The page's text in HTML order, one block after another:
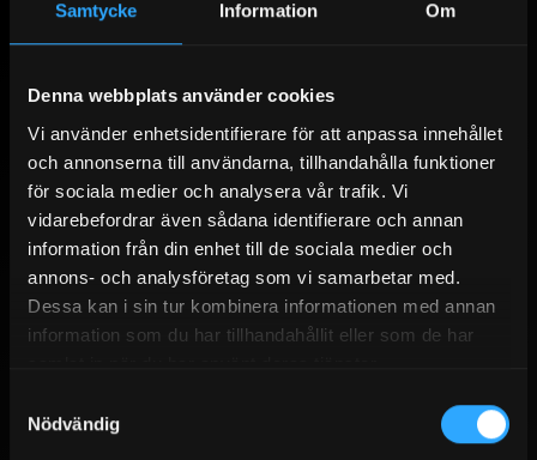
Samtycke Information Om
Denna webbplats använder cookies
Vi använder enhetsidentifierare för att anpassa innehållet
och annonserna till användarna, tillhandahålla funktioner
för sociala medier och analysera vår trafik. Vi
vidarebefordrar även sådana identifierare och annan
information från din enhet till de sociala medier och
annons- och analysföretag som vi samarbetar med.
Dessa kan i sin tur kombinera informationen med annan
information som du har tillhandahållit eller som de har
Nödvändig
SANDBERGS I JÄMTLAND AB
Vårt breda sortiment för dig som prioriterar produkter med bra kvalité.
Med över 30 års erfarenhet i branschen med försäljning av diesel,
bensin, eldningsolja, adblue, smörjmedel, bränsletankar, gas, gasol,
ENKLA & SÄKRA BETALNINGAR
Handla enkelt, tryggt och säkert. Som företag och privatperson går det
att betala med Swish, kort, banköverföring, delbetalning, leasing och